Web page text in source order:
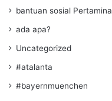
bantuan sosial Pertamina
ada apa?
Uncategorized
#atalanta
#bayernmuenchen